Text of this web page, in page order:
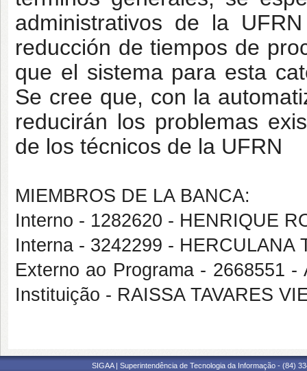
administrativos de la
reducción de tiempos de
que el sistema para esta
Se cree que, con la
reducirán los problemas
de los técnicos de la UFRN
MIEMBROS DE LA BANCA:
Interno - 1282620 - HENRIQUE
Interna - 3242299 - HERCULANA
Externo ao Programa - 2668551
Instituição - RAISSA TAVARES
SIGAA | Superintendência de Tecnologia da Informação - (84)